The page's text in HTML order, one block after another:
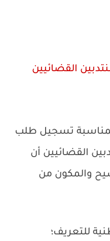
القضائيين
تسجيل طلب
القضائيين أن
والمكون من
للتعريف؛